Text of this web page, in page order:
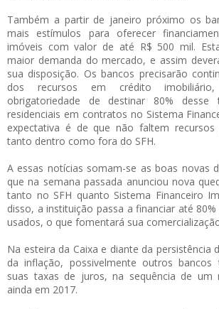
Também a partir de janeiro próximo os
mais estímulos para oferecer
imóveis com valor de até R$ 500 mil.
maior demanda do mercado, e assim
sua disposição. Os bancos precisarão
dos recursos em crédito
obrigatoriedade de destinar 80% desse
residenciais em contratos no Sistema
expectativa é de que não faltem recursos
tanto dentro como fora do SFH.
A essas notícias somam-se as boas novas
que na semana passada anunciou nova
tanto no SFH quanto Sistema Financeiro
disso, a instituição passa a financiar até
usados, o que fomentará sua
Na esteira da Caixa e diante da persistência
da inflação, possivelmente outros bancos
suas taxas de juros, na sequência de um
ainda em 2017.